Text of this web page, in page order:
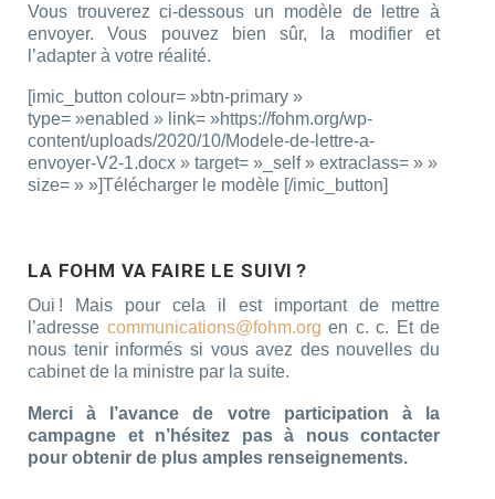
Vous trouverez ci-dessous un modèle de lettre à
envoyer. Vous pouvez bien sûr, la modifier et
l’adapter à votre réalité.
[imic_button colour= »btn-primary »
type= »enabled » link= »https://fohm.org/wp-
content/uploads/2020/10/Modele-de-lettre-a-
envoyer-V2-1.docx » target= »_self » extraclass= » »
size= » »]Télécharger le modèle [/imic_button]
LA FOHM VA FAIRE LE SUIVI ?
Oui ! Mais pour cela il est important de mettre
l’adresse communications@fohm.org en c. c. Et de
nous tenir informés si vous avez des nouvelles du
cabinet de la ministre par la suite.
Merci à l’avance de votre participation à la
campagne et n’hésitez pas à nous contacter
pour obtenir de plus amples renseignements.